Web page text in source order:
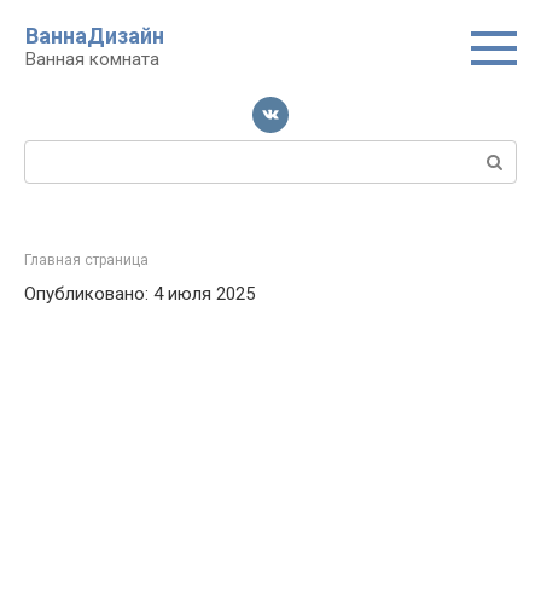
контенту
ВаннаДизайн
Ванная комната
Поиск:
Главная страница
Опубликовано: 4 июля 2025